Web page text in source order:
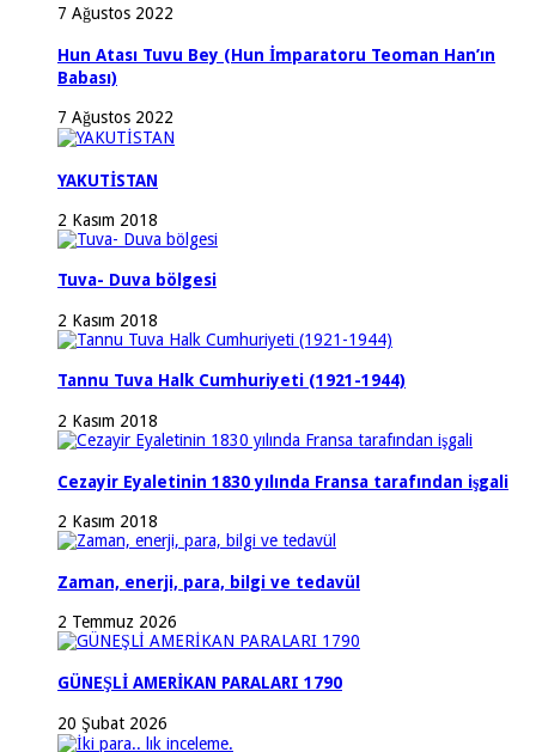
7 Ağustos 2022
Hun Atası Tuvu Bey (Hun İmparatoru Teoman Han’ın
Babası)
7 Ağustos 2022
YAKUTİSTAN
2 Kasım 2018
Tuva- Duva bölgesi
2 Kasım 2018
Tannu Tuva Halk Cumhuriyeti (1921-1944)
2 Kasım 2018
Cezayir Eyaletinin 1830 yılında Fransa tarafından işgali
2 Kasım 2018
Zaman, enerji, para, bilgi ve tedavül
2 Temmuz 2026
GÜNEŞLİ AMERİKAN PARALARI 1790
20 Şubat 2026